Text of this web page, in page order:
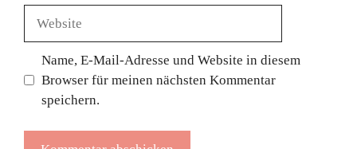
Adresse
Name, E-Mail-Adresse und Website in diesem
Browser für meinen nächsten Kommentar
speichern.